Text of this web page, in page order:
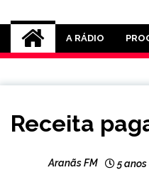
Rádio
A RÁDIO
NOTÍCIAS
Receita
Aranãs FM 5